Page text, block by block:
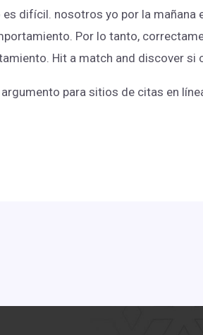
difícil. nosotros yo por la
Por lo tanto,
Hit a match and discover si
para sitios de citas en